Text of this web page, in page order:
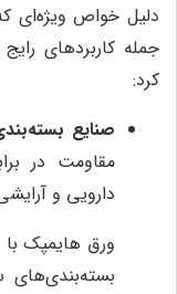
دلیل خواص ویژه‌ای که
جمله کاربردهای
کرد:
صنایع
مقاومت در
دارویی و
ورق هایمپک با
بسته‌بندی‌های